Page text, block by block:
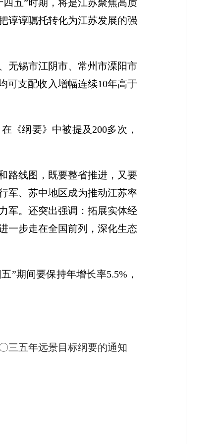
五”时期，将是江苏聚焦高质
谆谆嘱托转化为江苏发展的强
无锡市江阴市、常州市溧阳市
可支配收入增幅连续10年高于
《纲要》中被提及200多次，
路线图，既要整省推进，又要
军、苏中地区成为推动江苏率
军。还突出强调：拓展实体经
一步走在全国前列，深化生态
”期间要保持年增长率5.5%，
三五年远景目标纲要的通知